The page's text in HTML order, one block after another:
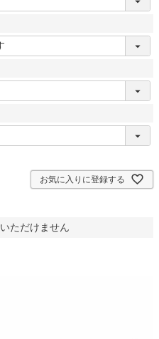
お気に入りに登録する
ただけません